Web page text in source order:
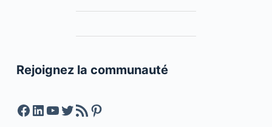
Rejoignez la communauté
Facebook
LinkedIn
YouTube
Twitter
Feed RSSPinterest